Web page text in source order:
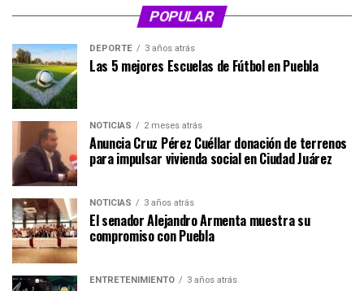
POPULAR
DEPORTE 3 años atrás
Las 5 mejores Escuelas de Fútbol en Puebla
NOTICIAS 2 meses atrás
Anuncia Cruz Pérez Cuéllar donación de terrenos
para impulsar vivienda social en Ciudad Juárez
NOTICIAS 3 años atrás
El senador Alejandro Armenta muestra su
compromiso con Puebla
ENTRETENIMIENTO 3 años atrás